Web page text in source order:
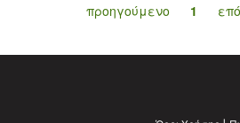
προηγούμενο 1